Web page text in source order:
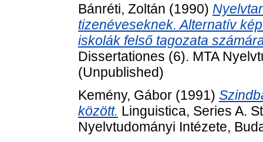
Bánréti, Zoltán (1990)
tizenéveseknek. Alternatív
iskolák felső tagozata
Dissertationes (6). MTA
(Unpublished)
Kemény, Gábor (1991)
között. Linguistica, Series A.
Nyelvtudományi Intézete,